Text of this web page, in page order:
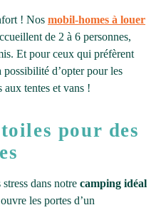
! Nos mobil-homes à louer
de 2 à 6 personnes,
Et pour ceux qui préfèrent
possibilité d’opter pour les
aux tentes et vans !
pour des
dans notre camping idéal
les portes d’un